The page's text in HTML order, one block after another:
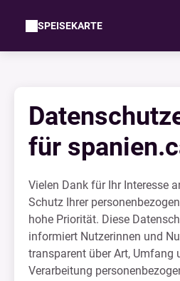
SPEISEKARTE
für
Vielen Dank für Ihr Interesse
Schutz Ihrer
hohe Priorität. Diese
informiert Nutzerinnen und
transparent über Art, Umfang
Verarbeitung